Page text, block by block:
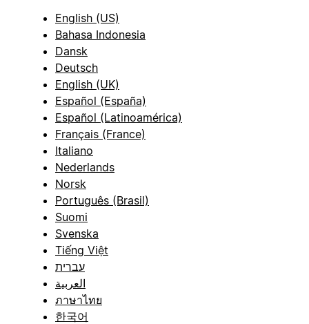
English (US)
Bahasa Indonesia
Dansk
Deutsch
English (UK)
Español (España)
Español (Latinoamérica)
Français (France)
Italiano
Nederlands
Norsk
Português (Brasil)
Suomi
Svenska
Tiếng Việt
עברית
العربية
ภาษาไทย
한국어